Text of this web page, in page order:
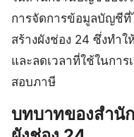
การจัดการข้อมูลบัญชีที่
สร้างผังช่อง 24 ซึ่งทำ
และลดเวลาที่ใช้ในการ
สอบภาษี
บทบาทของสำนั